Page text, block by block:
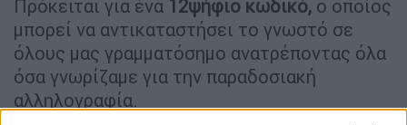
Πρόκειται για ένα 12ψήφιο κωδικό, ο οποίος
μπορεί να αντικαταστήσει το γνωστό σε
όλους μας γραμματόσημο ανατρέποντας όλα
όσα γνωρίζαμε για την παραδοσιακή
αλληλογραφία.